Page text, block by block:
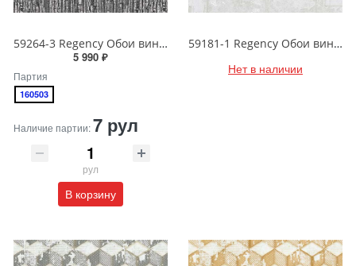
59264-3 Regency Обои виниловые на бумажной основе 1.06*15.5
5 990 ₽
Партия
160503
Наличие партии:7 рул
рул
В корзину
59181-1 Regency Обои виниловые на бумажной основе 1.06*15.5
Нет в наличии